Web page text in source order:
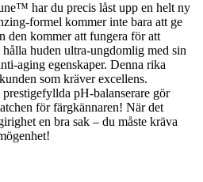
har du precis låst upp en helt ny
formel kommer inte bara att ge
den kommer att fungera för att
huden ultra-ungdomlig med sin
aging egenskaper. Denna rika
som kräver excellens.
pH-balanserare gör
för färgkännaren! När det
en bra sak – du måste kräva